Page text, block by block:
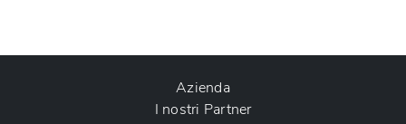
Azienda
I nostri Partner